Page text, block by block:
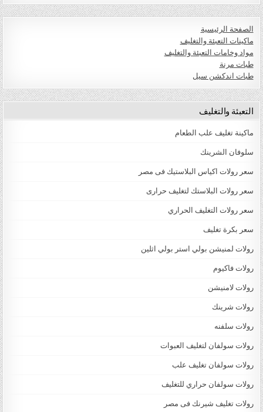
الصفحة الرئيسية
ماكينات التعبئة والتغليف
مواد وخامات التعبئة والتغليف
طبات مرنة
طبات اندكشن سيل
التعبئة والتغليف
ماكينة تغليف علب الطعام
سلوفان الشرينك
سعر رولات اكياس البلاستيك فى مصر
سعر رولات البلاستك لتغليف حرارى
سعر رولات التغليف الحراري
سعر بكرة تغليف
رولات لمنيشن بولي استر بولي اثلين
رولات فاكيوم
رولات لامنيشن
رولات شرينك
رولات سلفنه
رولات سولفان لتغليف العبوات
رولات سولفان تغليف علب
رولات سولفان حراري للتغليف
رولات تغليف شيرنك فى مصر